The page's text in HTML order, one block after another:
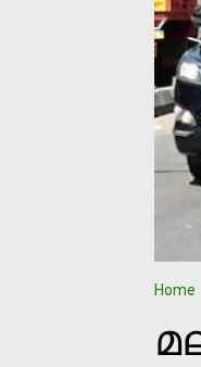
Home